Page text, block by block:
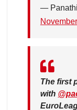
—
The first
with